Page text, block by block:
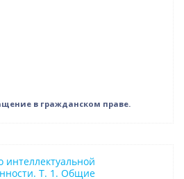
в гражданском праве.